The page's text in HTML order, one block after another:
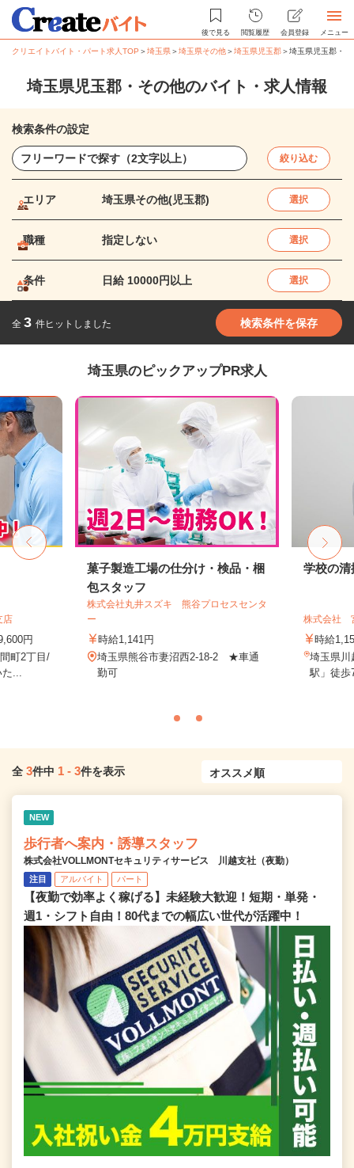
後で見る 閲覧履歴 会員登録 メニュー
クリエイトバイト・パート求人TOP ＞埼玉県＞埼玉県その他＞埼玉県児玉郡＞埼玉県児玉郡・
埼玉県児玉郡・その他のバイト・求人情報
検索条件の設定
絞り込む
エリア 埼玉県その他(児玉郡) 選択
職種 指定しない 選択
条件 日給 10000円以上 選択
全 3 件ヒットしました 検索条件を保存
埼玉県のピックアップPR求人
店
円
町2丁目/
...
菓子製造工場の仕分け・検品・梱
包スタッフ
株式会社丸井スズキ 熊谷プロセスセンタ
ー
時給1,141円
埼玉県熊谷市妻沼西2-18-2 ★車通
勤可
学校の清
株式会社
時給
埼玉県川
駅」徒歩
全 3件中 1 - 3件を表示
NEW
歩行者へ案内・誘導スタッフ
株式会社VOLLMONTセキュリティサービス 川越支社（夜勤）
注目 アルバイト パート
【夜勤で効率よく稼げる】未経験大歓迎！短期・単発・
週1・シフト自由！80代までの幅広い世代が活躍中！